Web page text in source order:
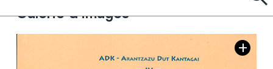
Galerie d'images